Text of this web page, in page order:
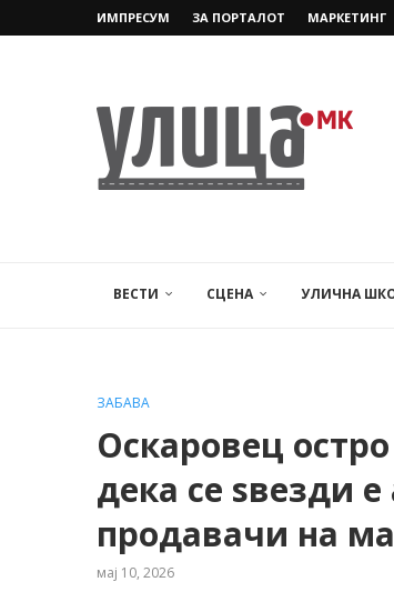
ИМПРЕСУМ ЗА ПОРТАЛОТ МАРКЕТИНГ
ВЕСТИ СЦЕНА УЛИЧНА
ЗАБАВА
Оскаровец
дека се ѕвезди е
продавачи на
мај 10, 2026